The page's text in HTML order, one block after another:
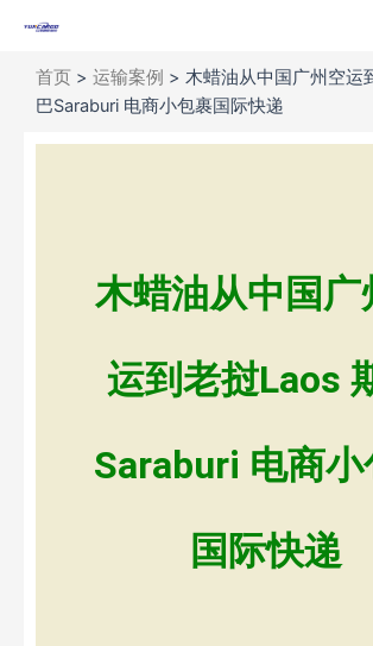
首页 > 运输案例 > 木蜡油从中国广州空运
巴Saraburi 电商小包裹国际快递
木蜡油从中国广
运到老挝Laos
Saraburi 电商小
国际快递